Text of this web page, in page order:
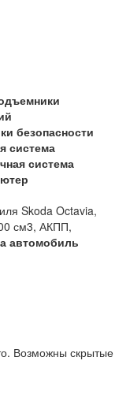
безопасности
система
система
Skoda Octavia,
см3, АКПП,
автомобиль
Возможны скрытые